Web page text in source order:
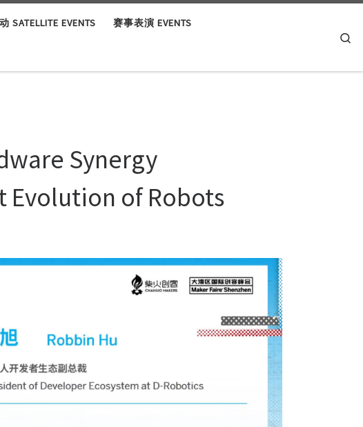
SATELLITE EVENTS 赛事表演 EVENTS
Synergy
of Robots